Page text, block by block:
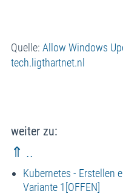
Quelle: Allow Windows
tech.ligthartnet.nl
weiter zu:
⇑ ..
Kubernetes - Erstellen
Variante 1[OFFEN]